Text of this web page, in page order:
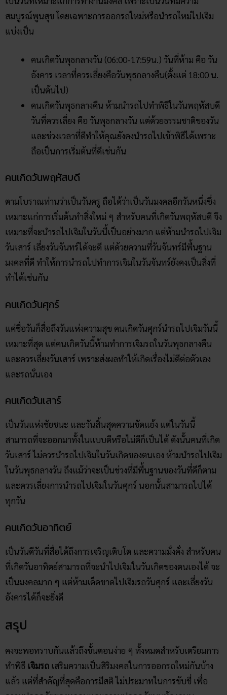
สมบูรณ์พูนสุข โดยเฉพาะการออกรถใหม่หรือนำรถใหม่ไปเจิม
แบ่งเป็น
คนเกิดวันพุธกลางวัน (06:00-17:59น.) วันที่ห้าม คือ วัน
อังคาร เวลาที่ควรเลี่ยงคือวันพุธกลางคืน(ตั้งแต่ 18:00 น.
เป็นต้นไป)
คนเกิดวันพุธกลางคืน ห้ามนำรถไปทำพิธีในวันพฤหัสบดี
วันที่ควรเลี่ยง คือ วันพุธกลางวัน แต่ด้วยธรรมชาติของวัน
และช่วงเวลาที่ดีทำให้คุณยังคงนำรถไปเข้าพิธีได้เพราะ
ถือเป็นการเริ่มต้นที่ดีเช่นกัน
คนเกิดวันพฤหัสบดี
ตามโบราณท่านว่าเป็นวันครู ถือได้ว่าเป็นวันมงคลอีกวันหนึ่งซึ่ง
เหมาะแก่การเริ่มต้นทำสิ่งใหม่ ๆ สำหรับคนที่เกิดวันพฤหัสบดี จึง
เหมาะที่จะนำรถไปเจิมในวันนี้เป็นอย่างมาก แต่ห้ามนำรถไปเจิม
วันเสาร์ เลี่ยงวันจันทร์ได้จะดี แต่ด้วยความที่วันจันทร์มีพื้นฐาน
มงคลที่ดี ทำให้การนำรถไปทำการเจิมในวันจันทร์ยังคงเป็นสิ่งที่
ทำได้เช่นกัน
คนเกิดวันศุกร์
แค่ชื่อวันก็สื่อถึงวันแห่งความสุข คนเกิดวันศุกร์นำรถไปเจิมวันนี้
เหมาะที่สุด แต่คนเกิดวันนี้ห้ามทำการเจิมรถในวันพุธกลางคืน
และควรเลี่ยงวันเสาร์ เพราะส่งผลทำให้เกิดเรื่องไม่ดีต่อตัวเอง
และรถนั่นเอง
คนเกิดวันเสาร์
เป็นวันแห่งชัยชนะ และวันสิ้นสุดความขัดแย้ง แต่ในวันนี้
สามารถที่จะออกมาทั้งในแบบดีหรือไม่ดีก็เป็นได้ ดังนั้นคนที่เกิด
วันเสาร์ ไม่ควรนำรถไปเจิมในวันเกิดของตนเอง ห้ามนำรถไปเจิม
ในวันพุธกลางวัน ถึงแม้ว่าจะเป็นช่วงที่มีพื้นฐานของวันที่ดีก็ตาม
และควรเลี่ยงการนำรถไปเจิมในวันศุกร์ นอกนั้นสามารถไปได้
ทุกวัน
คนเกิดวันอาทิตย์
เป็นวันดีวันที่สื่อได้ถึงการเจริญเติบโต และความมั่งคั่ง สำหรับคน
ที่เกิดวันอาทิตย์สามารถที่จะนำไปเจิมในวันเกิดของตนเองได้ จะ
เป็นมงคลมาก ๆ แต่ห้ามเด็ดขาดไปเจิมรถวันศุกร์ และเลี่ยงวัน
อังคารได้ก็จะยิ่งดี
สรุป
คงจะพอทราบกันแล้วถึงขั้นตอนง่าย ๆ ทั้งหมดสำหรับเตรียมการ
ทำพิธี เจิมรถ เสริมความเป็นสิริมงคลในการออกรถใหม่กันบ้าง
แล้ว แต่ที่สำคัญที่สุดคือการมีสติ ไม่ประมาทในการขับขี่ เพื่อ